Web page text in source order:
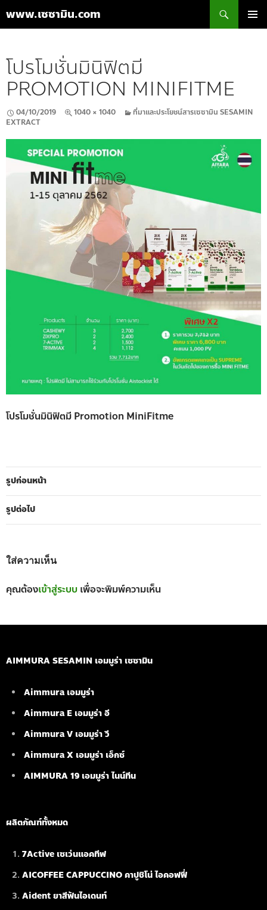
www.เซซามิน.com
เนื้อหา
โปรโมชั่นมินิฟิตมี
PROMOTION MINIFITME
04/10/2019 1040 × 1040
ที่มาและประโยชน์สารเซซามิน SESAMIN
EXTRACT
โปรโมชั่นมินิฟิตมี Promotion MiniFitme
รูปก่อนหน้า
รูปต่อไป
ใส่ความเห็น
คุณต้องเข้าสู่ระบบ เพื่อจะพิมพ์ความเห็น
AIMMURA SESAMIN เอมมูร่า เซซามิน
Aimmura เอมมูร่า
Aimmura E เอมมูร่า อี
Aimmura V เอมมูร่า วี
Aimmura X เอมมูร่า เอ็กซ์
AIMMURA 19 เอมมูร่า ไนน์ทีน
ผลิตภัณฑ์ทั้งหมด
7Active เซเว่นแอคทีฟ
AICOFFEE CAPPUCCINO คาปูชิโน่ ไอคอฟฟี่
Aident ยาสีฟันไอเดนท์